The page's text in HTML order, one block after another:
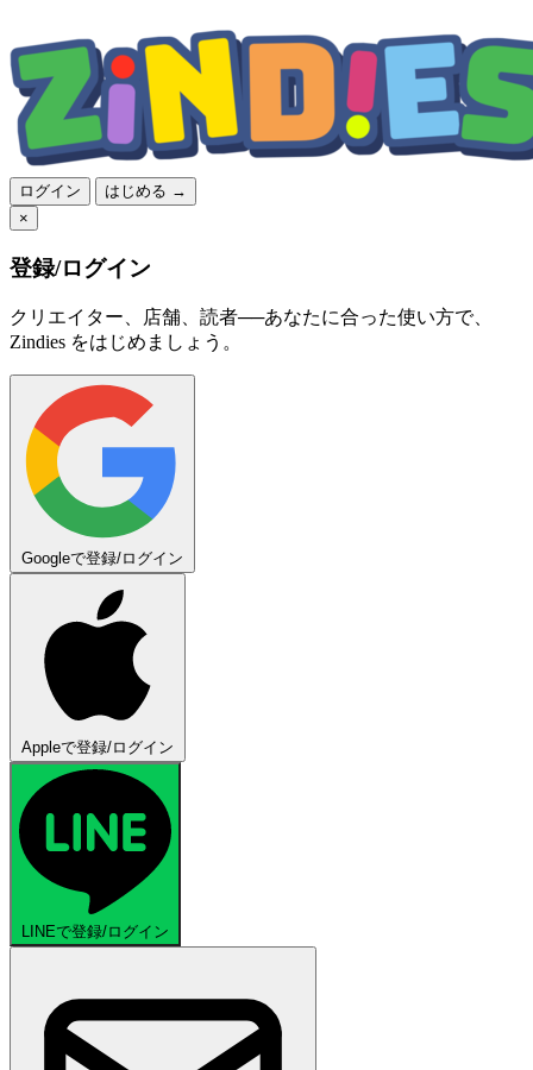
ログイン
はじめる →
×
登録/ログイン
クリエイター、店舗、読者──あなたに合った使い方で、
Zindies をはじめましょう。
Googleで登録/ログイン
Appleで登録/ログイン
LINEで登録/ログイン